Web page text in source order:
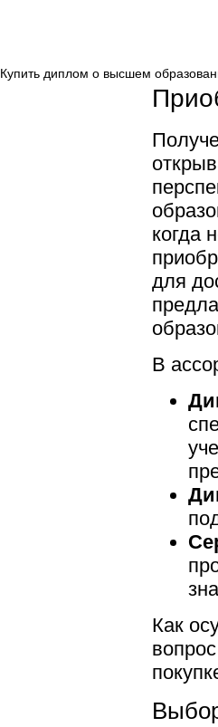
Купить диплом о высшем
когда
для
В
Как